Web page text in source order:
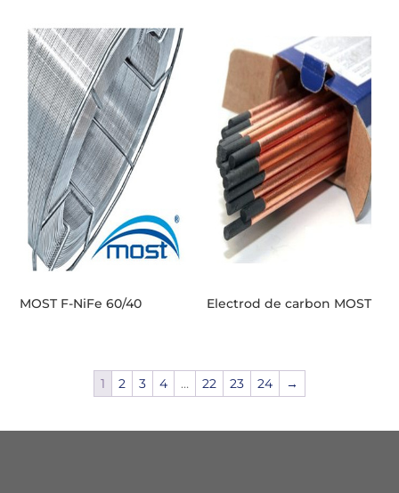
MOST F-NiFe 60/40 Electrod de carbon MOST
1 2 3 4 … 22 23 24 →